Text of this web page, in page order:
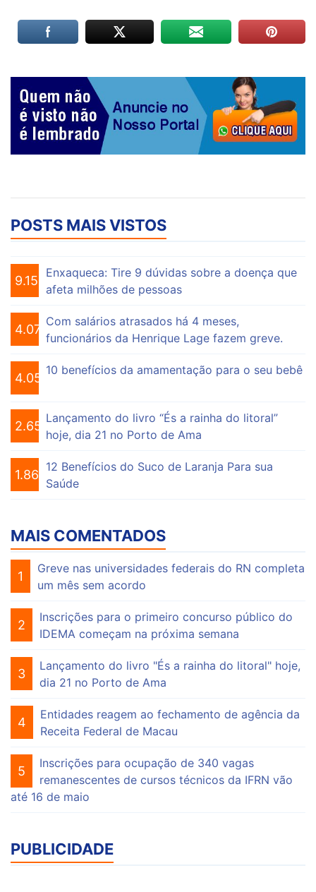
POSTS MAIS VISTOS
9.155
Enxaqueca: Tire 9 dúvidas sobre a doença que
afeta milhões de pessoas
4.075
Com salários atrasados há 4 meses,
funcionários da Henrique Lage fazem greve.
4.056
10 benefícios da amamentação para o seu bebê
2.652
Lançamento do livro “És a rainha do litoral”
hoje, dia 21 no Porto de Ama
1.864
12 Benefícios do Suco de Laranja Para sua
Saúde
MAIS COMENTADOS
1
Greve nas universidades federais do RN completa
um mês sem acordo
2
Inscrições para o primeiro concurso público do
IDEMA começam na próxima semana
3
Lançamento do livro "És a rainha do litoral" hoje,
dia 21 no Porto de Ama
4
Entidades reagem ao fechamento de agência da
Receita Federal de Macau
5
Inscrições para ocupação de 340 vagas
remanescentes de cursos técnicos da IFRN vão
até 16 de maio
PUBLICIDADE